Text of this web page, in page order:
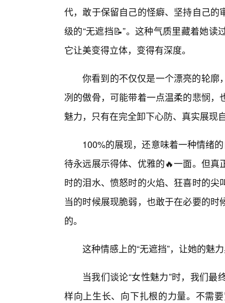
代，敢于保留自己的怪癖、坚持自己
级的“无遮挡📝”。这种气质里藏着她
它让美变得立体，变得有深度。
你看到的不仅仅是一个漂亮的轮廓
冽的傲骨，可能带着一点温柔的悲悯
魅力，只有在完全卸下心防、真实展现
100%的展现，还意味着一种情绪
待永远展示得体、优雅的🔥一面。但
时的泪水、愤怒时的火焰、狂喜时的
当的时候展现脆弱，也敢于在必要的
的。
这种情感上的“无遮挡”，让她的魅
当我们谈论“女性魅力”时，我们
样向上生长、向下扎根的力量。不需